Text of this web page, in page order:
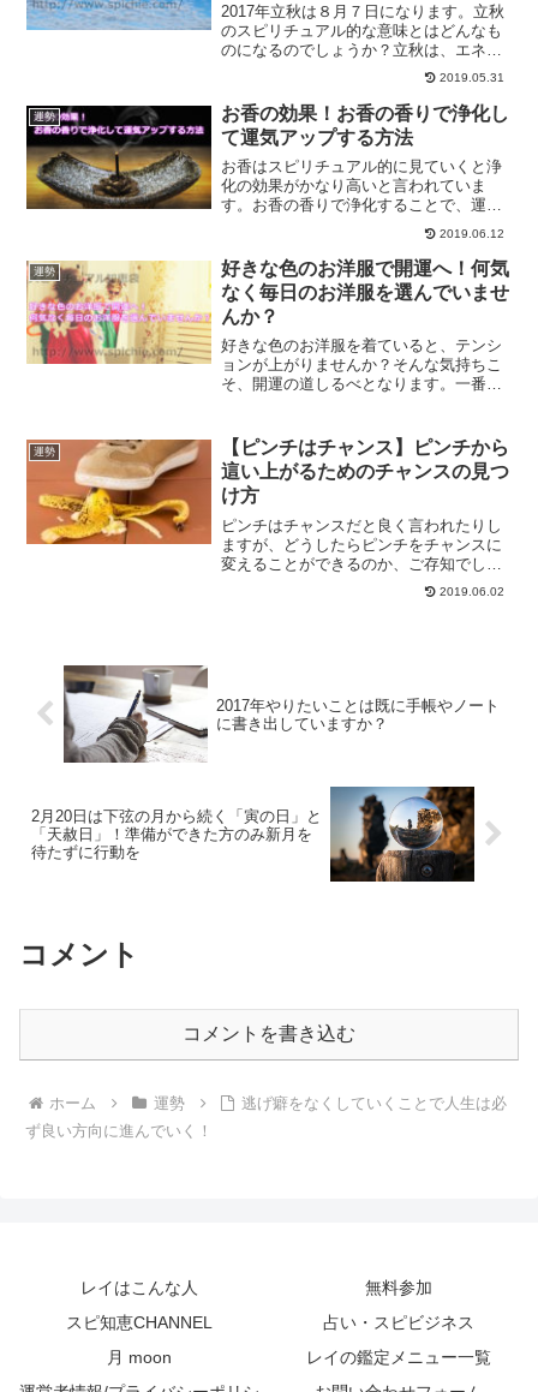
2017年立秋は８月７日になります。立秋
のスピリチュアル的な意味とはどんなも
のになるのでしょうか？立秋は、エネル
ギーの流れが変わる時です。そんな時に
何をして過ごせばいいのかについてご紹
介します。
2019.05.31
運勢
お香の効果！お香の香りで浄化し
て運気アップする方法
お香はスピリチュアル的に見ていくと浄
化の効果がかなり高いと言われていま
す。お香の香りで浄化することで、運気
アップしていくことができます。お香の
効果について、お香を利用して運気アッ
プする方法についてご紹介します。
2019.06.12
運勢
好きな色のお洋服で開運へ！何気
なく毎日のお洋服を選んでいませ
んか？
好きな色のお洋服を着ていると、テンシ
ョンが上がりませんか？そんな気持ちこ
そ、開運の道しるべとなります。一番大
開運する方法です。
運勢
【ピンチはチャンス】ピンチから
這い上がるためのチャンスの見つ
け方
ピンチはチャンスだと良く言われたりし
ますが、どうしたらピンチをチャンスに
変えることができるのか、ご存知でしょ
うか？ピンチはピンチだと思ってる方
は、是非ピンチから這い上がるためのチ
2019.06.02
2017年やりたいことは既に手帳やノート
に書き出していますか？
2月20日は下弦の月から続く「寅の日」と
「天赦日」！準備ができた方のみ新月を
待たずに行動を
コメント
コメントを書き込む
ホーム 運勢
逃げ癖をなくしていくことで人生は必
ず良い方向に進んでいく！
レイはこんな人
無料参加
スピ知恵CHANNEL
占い・スピビジネス
月 moon
レイの鑑定メニュー一覧